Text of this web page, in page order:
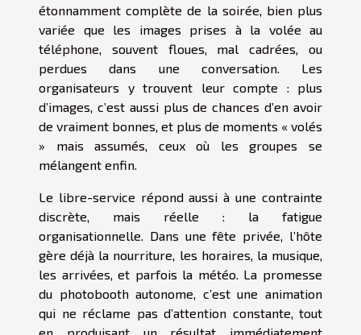
étonnamment complète de la soirée, bien plus
variée que les images prises à la volée au
téléphone, souvent floues, mal cadrées, ou
perdues dans une conversation. Les
organisateurs y trouvent leur compte : plus
d’images, c’est aussi plus de chances d’en avoir
de vraiment bonnes, et plus de moments « volés
» mais assumés, ceux où les groupes se
mélangent enfin.
Le libre-service répond aussi à une contrainte
discrète, mais réelle : la fatigue
organisationnelle. Dans une fête privée, l’hôte
gère déjà la nourriture, les horaires, la musique,
les arrivées, et parfois la météo. La promesse
du photobooth autonome, c’est une animation
qui ne réclame pas d’attention constante, tout